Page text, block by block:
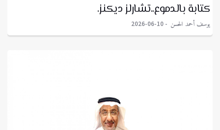
كتابة بالدموع..تشارلز ديكنز.
يوسف أحمد الحسن 2026-06-10